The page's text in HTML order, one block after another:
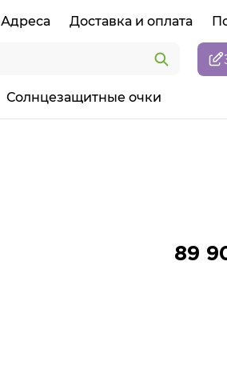
Адреса Доставка и оплата
Солнцезащитные очки
89